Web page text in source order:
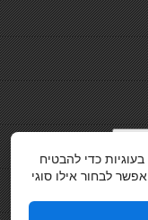
כדי להבטיח
לבחור אילו סוגי